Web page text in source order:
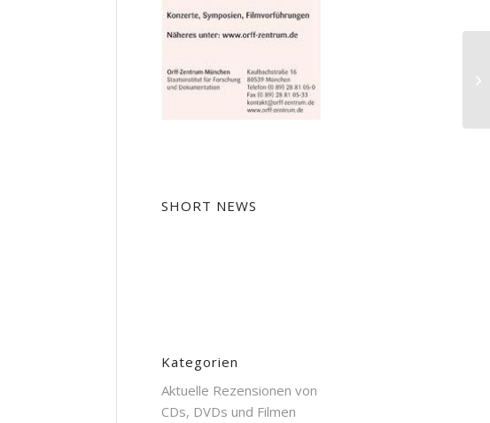
SHORT NEWS
Kategorien
Aktuelle Rezensionen von
CDs, DVDs und Filmen